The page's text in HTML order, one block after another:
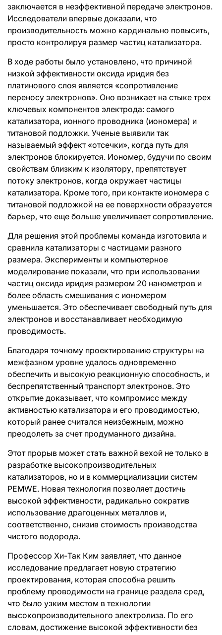
заключается в неэффективной передаче электронов.
Исследователи впервые доказали, что
производительность можно кардинально повысить,
просто контролируя размер частиц катализатора.
В ходе работы было установлено, что причиной
низкой эффективности оксида иридия без
платинового слоя является «сопротивление
переносу электронов». Оно возникает на стыке трех
ключевых компонентов электрода: самого
катализатора, ионного проводника (иономера) и
титановой подложки. Ученые выявили так
называемый эффект «отсечки», когда путь для
электронов блокируется. Иономер, будучи по своим
свойствам близким к изолятору, препятствует
потоку электронов, когда окружает частицы
катализатора. Кроме того, при контакте иономера с
титановой подложкой на ее поверхности образуется
барьер, что еще больше увеличивает сопротивление.
Для решения этой проблемы команда изготовила и
сравнила катализаторы с частицами разного
размера. Эксперименты и компьютерное
моделирование показали, что при использовании
частиц оксида иридия размером 20 нанометров и
более область смешивания с иономером
уменьшается. Это обеспечивает свободный путь для
электронов и восстанавливает необходимую
проводимость.
Благодаря точному проектированию структуры на
межфазном уровне удалось одновременно
обеспечить и высокую реакционную способность, и
беспрепятственный транспорт электронов. Это
открытие доказывает, что компромисс между
активностью катализатора и его проводимостью,
который ранее считался неизбежным, можно
преодолеть за счет продуманного дизайна.
Этот прорыв может стать важной вехой не только в
разработке высокопроизводительных
катализаторов, но и в коммерциализации систем
PEMWE. Новая технология позволяет достичь
высокой эффективности, радикально сократив
использование драгоценных металлов и,
соответственно, снизив стоимость производства
чистого водорода.
Профессор Хи-Так Ким заявляет, что данное
исследование предлагает новую стратегию
проектирования, которая способна решить
проблему проводимости на границе раздела сред,
что было узким местом в технологии
высокопроизводительного электролиза. По его
словам, достижение высокой эффективности без